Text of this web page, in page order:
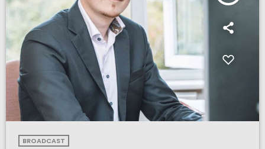
BROADCAST